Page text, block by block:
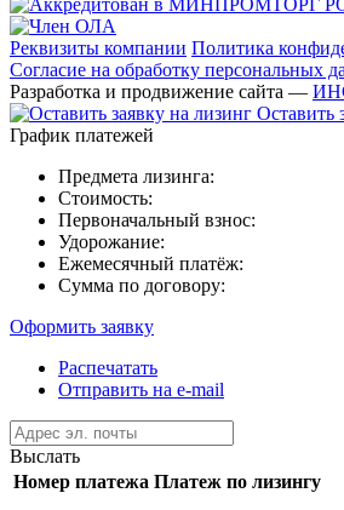
Реквизиты компании Политика
Согласие на обработку персональных
Разработка и продвижение сайта —
Оставить
График платежей
Предмета лизинга:
Стоимость:
Первоначальный взнос:
Удорожание:
Ежемесячный платёж:
Сумма по договору:
Оформить заявку
Распечатать
Отправить на e-mail
Выслать
Номер платежа Платеж по лизингу